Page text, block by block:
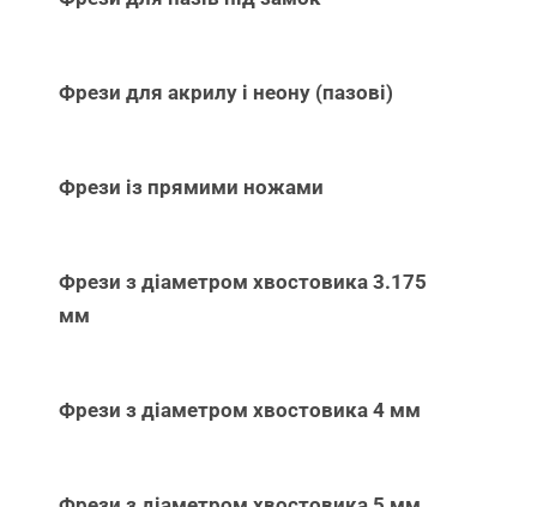
Фрези для акрилу і неону (пазові)
Фрези із прямими ножами
Фрези з діаметром хвостовика 3.175
мм
Фрези з діаметром хвостовика 4 мм